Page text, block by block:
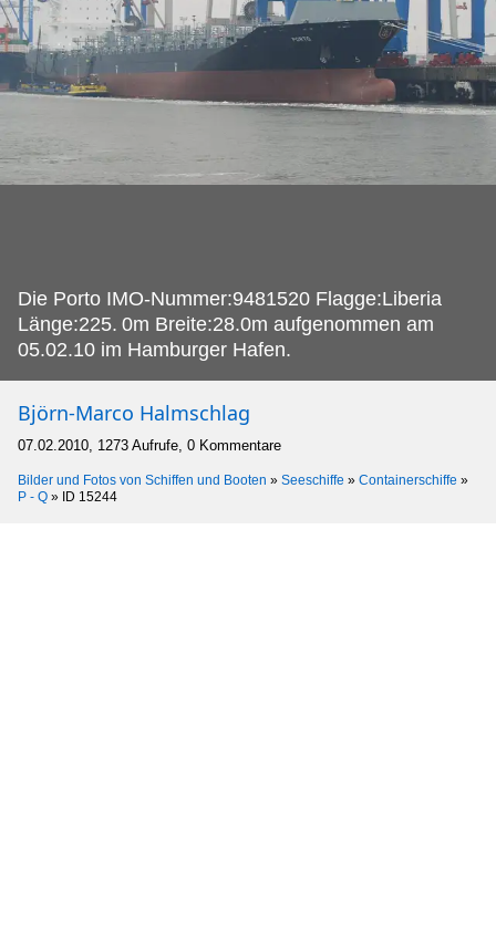
Die Porto IMO-Nummer:9481520 Flagge:Liberia
Länge:225. 0m Breite:28.0m aufgenommen am
05.02.10 im Hamburger Hafen.
Björn-Marco Halmschlag
07.02.2010, 1273 Aufrufe, 0 Kommentare
Bilder und Fotos von Schiffen und Booten » Seeschiffe » Containerschiffe »
P - Q » ID 15244